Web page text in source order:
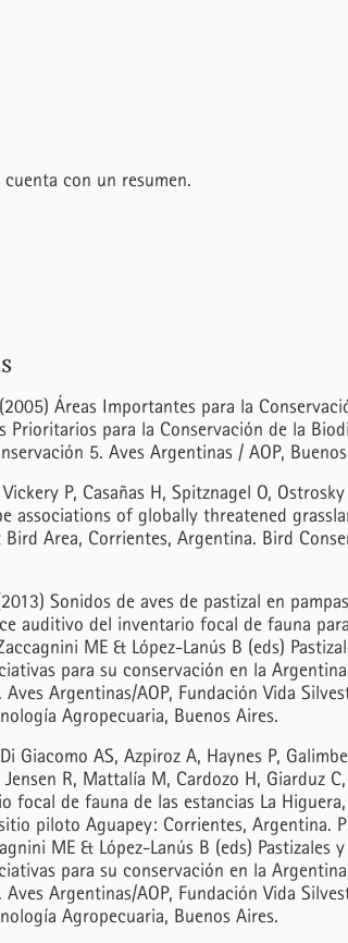
con un resumen.
Áreas Importantes para la
Prioritarios para la Conservación de la
5. Aves Argentinas / AOP,
P, Casañas H, Spitznagel O,
associations of globally threatened
Area, Corrientes, Argentina. Bird
Sonidos de aves de pastizal en
auditivo del inventario focal de fauna
ME & López-Lanús B (eds)
para su conservación en la
Aves Argentinas/AOP, Fundación Vida
Agropecuaria, Buenos Aires.
Giacomo AS, Azpiroz A, Haynes P,
R, Mattalía M, Cardozo H, Giarduz
focal de fauna de las estancias La
piloto Aguapey: Corrientes, Argentina.
ME & López-Lanús B (eds) Pastizales
para su conservación en la
Aves Argentinas/AOP, Fundación Vida
Agropecuaria, Buenos Aires.